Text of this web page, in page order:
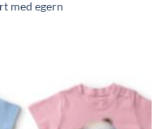
med egern